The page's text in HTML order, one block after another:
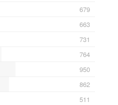
679
663
731
764
950
862
511